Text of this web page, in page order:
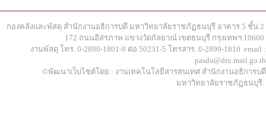
กองคลังและพัสดุ สำนักงานอธิการบดี มหาวิทยาลัยราชภัฏธนบุรี อาคาร 5 ชั้น 2
172 ถนนอิสรภาพ แขวงวัดกัลยาณ์ เขตธนบุรี กรุงเทพฯ 10600
งานพัสดุ โทร. 0-2890-1801-9 ต่อ 50231-5 โทรสาร. 0-2890-1810 email :
pasdu@dru.mail.go.th
©พัฒนาเว็บไซต์โดย : งานเทคโนโลยีสารสนเทศ สำนักงานอธิการบดี
มหาวิทยาลัยราชภัฏธนบุรี.